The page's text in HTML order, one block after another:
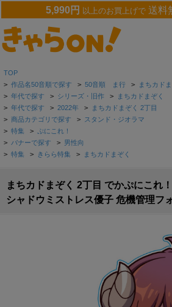
5,990円 以上のお買上げで 送料
TOP
> 作品名50音順で探す > 50音順 ま行 > まちカドま
> 年代で探す > シリーズ・旧作 > まちカドまぞく
> 年代で探す > 2022年 > まちカドまぞく 2丁目
> 商品カテゴリで探す > スタンド・ジオラマ
> 特集 > ぷにこれ！
> バナーで探す > 男性向
> 特集 > きらら特集 > まちカドまぞく
まちカドまぞく 2丁目 でかぷにこれ
シャドウミストレス優子 危機管理フ